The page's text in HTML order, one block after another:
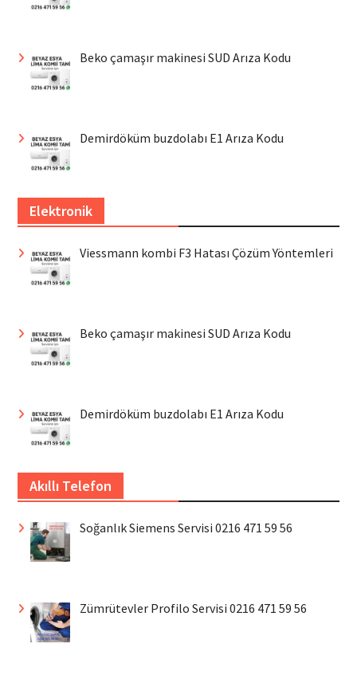
Beko çamaşır makinesi SUD Arıza Kodu
Demirdöküm buzdolabı E1 Arıza Kodu
Elektronik
Viessmann kombi F3 Hatası Çözüm Yöntemleri
Beko çamaşır makinesi SUD Arıza Kodu
Demirdöküm buzdolabı E1 Arıza Kodu
Akıllı Telefon
Soğanlık Siemens Servisi 0216 471 59 56
Zümrütevler Profilo Servisi 0216 471 59 56